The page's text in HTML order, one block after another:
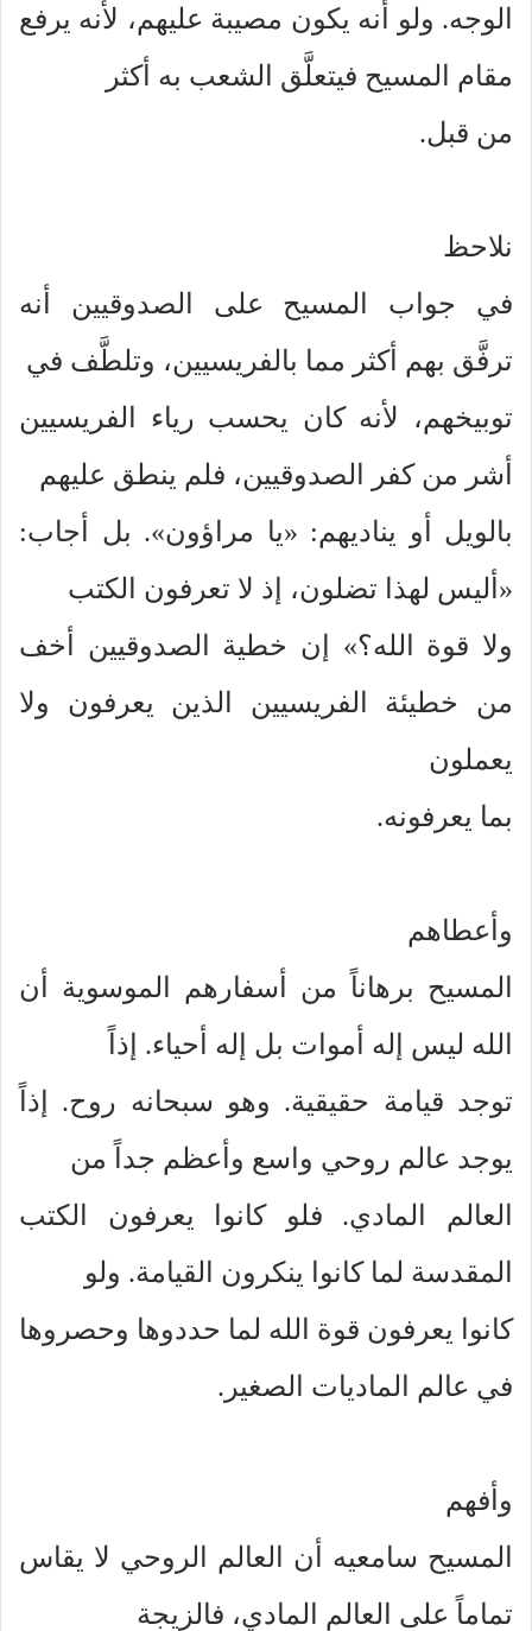
الوجه. ولو أنه يكون مصيبة عليهم، لأنه يرفع
مقام المسيح فيتعلَّق الشعب به أكثر
من قبل.
نلاحظ
في جواب المسيح على الصدوقيين أنه
ترفَّق بهم أكثر مما بالفريسيين، وتلطَّف في
توبيخهم، لأنه كان يحسب رياء الفريسيين
أشر من كفر الصدوقيين، فلم ينطق عليهم
بالويل أو يناديهم: «يا مراؤون». بل أجاب:
«أليس لهذا تضلون، إذ لا تعرفون الكتب
ولا قوة الله؟» إن خطية الصدوقيين أخف
من خطيئة الفريسيين الذين يعرفون ولا
يعملون
بما يعرفونه.
وأعطاهم
المسيح برهاناً من أسفارهم الموسوية أن
الله ليس إله أموات بل إله أحياء. إذاً
توجد قيامة حقيقية. وهو سبحانه روح. إذاً
يوجد عالم روحي واسع وأعظم جداً من
العالم المادي. فلو كانوا يعرفون الكتب
المقدسة لما كانوا ينكرون القيامة. ولو
كانوا يعرفون قوة الله لما حددوها وحصروها
في عالم الماديات الصغير.
وأفهم
المسيح سامعيه أن العالم الروحي لا يقاس
تماماً على العالم المادي، فالزيجة